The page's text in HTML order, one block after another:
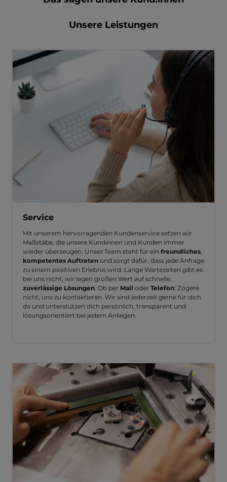
Unsere Leistungen
Service
Mit unserem hervorragenden Kundenservice setzen wir
Maßstäbe, die unsere Kundinnen und Kunden immer
wieder überzeugen. Unser Team steht für ein freundliches
kompetentes Auftreten und sorgt dafür, dass jede Anfrage
zu einem positiven Erlebnis wird. Lange Wartezeiten gibt es
bei uns nicht, wir legen großen Wert auf schnelle,
zuverlässige Lösungen . Ob per Mail oder Telefon: Zögere
nicht, uns zu kontaktieren. Wir sind jederzeit gerne für dich
da und unterstützen dich persönlich, transparent und
lösungsorientiert bei jedem Anliegen.